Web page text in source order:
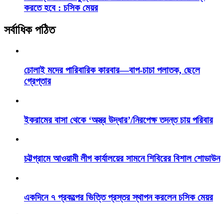
করতে হবে : চসিক মেয়র
সর্বাধিক পঠিত
চোলাই মদের পারিবারিক কারবার—বাপ-চাচা পলাতক, ছেলে
গ্রেপ্তার
ইকরামের বাসা থেকে ‘অস্ত্র উদ্ধার’/নিরপেক্ষ তদন্ত চায় পরিবার
চট্টগ্রামে আওয়ামী লীগ কার্যালয়ের সামনে শিবিরের বিশাল শোডাউন
একদিনে ৭ প্রকল্পের ভিত্তি প্রস্তর স্থাপন করলেন চসিক মেয়র